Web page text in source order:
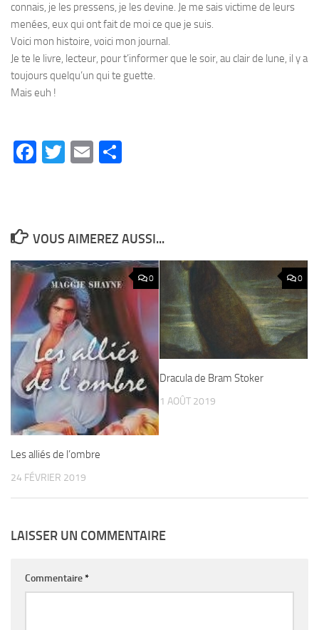
connais, je les pressens, je les devine. Je me sais victime de leurs
menées, eux qui ont fait de moi ce que je suis.
Voici mon histoire, voici mon journal.
Je te le livre, lecteur, pour t’informer que le soir, au clair de lune, il y a
toujours quelqu’un qui te guette.
Mais euh !
Facebook
Twitter
Email
VOUS AIMEREZ AUSSI...
0
Les alliés de l’ombre
24 FÉVRIER 2019
0
Dracula de Bram Stoker
1 AOÛT 2019
LAISSER UN COMMENTAIRE
Commentaire*